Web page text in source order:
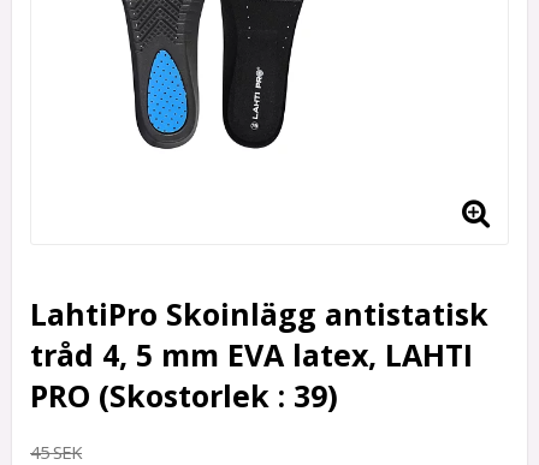
LahtiPro Skoinlägg antistatisk
tråd 4, 5 mm EVA latex, LAHTI
PRO (Skostorlek : 39)
45 SEK